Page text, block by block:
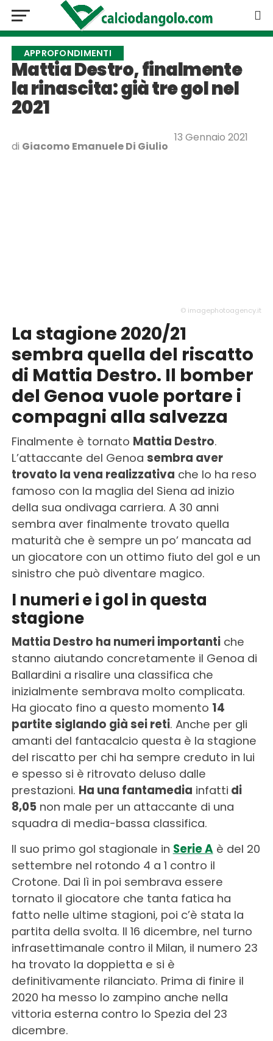
APPROFONDIMENTI
Mattia Destro, finalmente
la rinascita: già tre gol nel
2021
di Giacomo Emanuele Di Giulio
13 Gennaio 2021
© imagephotoagency.it
La stagione 2020/21
sembra quella del riscatto
di Mattia Destro. Il bomber
del Genoa vuole portare i
compagni alla salvezza
Finalmente è tornato Mattia Destro.
L’attaccante del Genoa sembra aver
trovato la vena realizzativa che lo ha reso
famoso con la maglia del Siena ad inizio
della sua ondivaga carriera. A 30 anni
sembra aver finalmente trovato quella
maturità che è sempre un po’ mancata ad
un giocatore con un ottimo fiuto del gol e un
sinistro che può diventare magico.
I numeri e i gol in questa
stagione
Mattia Destro ha numeri importantiche
stanno aiutando concretamente il Genoa di
Ballardini a risalire una classifica che
inizialmente sembrava molto complicata.
Ha giocato fino a questo momento 14
partite siglando già sei reti. Anche per gli
amanti del fantacalcio questa è la stagione
del riscatto per chi ha sempre creduto in lui
e spesso si è ritrovato deluso dalle
prestazioni. Ha una fantamedia infatti di
8,05non male per un attaccante di una
squadra di media-bassa classifica.
Il suo primo gol stagionale in Serie Aè del 20
settembre nel rotondo 4 a 1 contro il
Crotone. Dai lì in poi sembrava essere
tornato il giocatore che tanta fatica ha
fatto nelle ultime stagioni, poi c’è stata la
partita della svolta. Il 16 dicembre, nel turno
infrasettimanale contro il Milan, il numero 23
ha trovato la doppietta e si è
definitivamente rilanciato. Prima di finire il
2020 ha messo lo zampino anche nella
vittoria esterna contro lo Spezia del 23
dicembre.